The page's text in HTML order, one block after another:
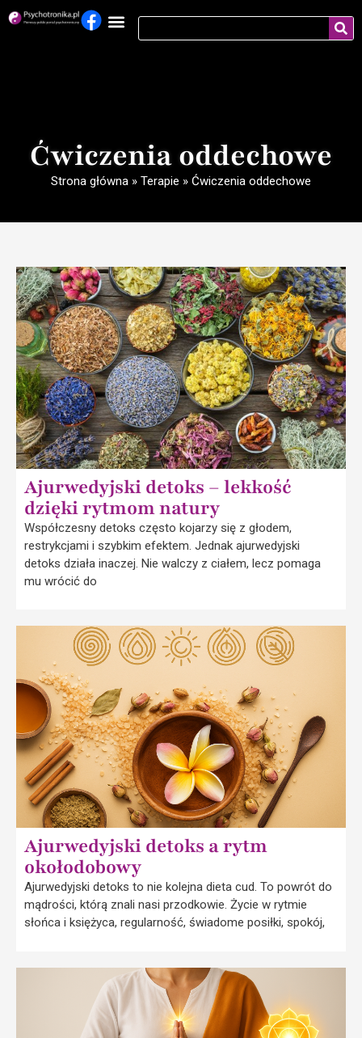
Ćwiczenia oddechowe
Strona główna » Terapie » Ćwiczenia oddechowe
Ajurwedyjski detoks – lekkość
dzięki rytmom natury
Współczesny detoks często kojarzy się z głodem,
restrykcjami i szybkim efektem. Jednak ajurwedyjski
detoks działa inaczej. Nie walczy z ciałem, lecz pomaga
mu wrócić do
Ajurwedyjski detoks a rytm
okołodobowy
Ajurwedyjski detoks to nie kolejna dieta cud. To powrót do
mądrości, którą znali nasi przodkowie. Życie w rytmie
słońca i księżyca, regularność, świadome posiłki, spokój,